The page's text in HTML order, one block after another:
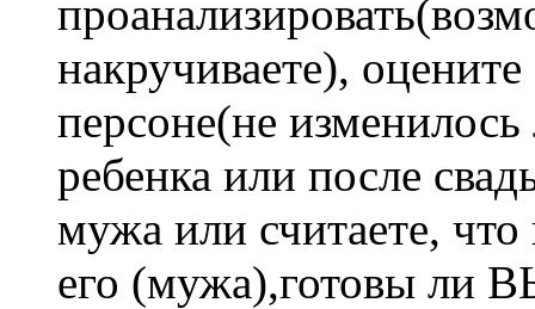
накручиваете),
персоне(не
ребенка или после
мужа или считаете,
его (мужа),готовы ли